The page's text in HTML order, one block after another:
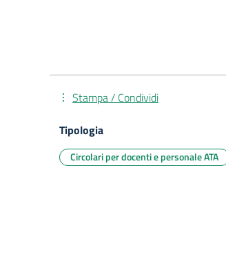
Stampa / Condividi
Tipologia
Circolari per docenti e personale ATA